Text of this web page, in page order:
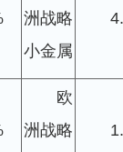
洲战略
小金属
欧
洲战略